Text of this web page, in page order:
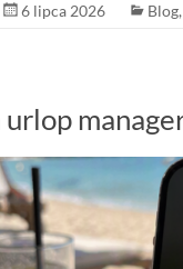
6 lipca 2026 Blog,